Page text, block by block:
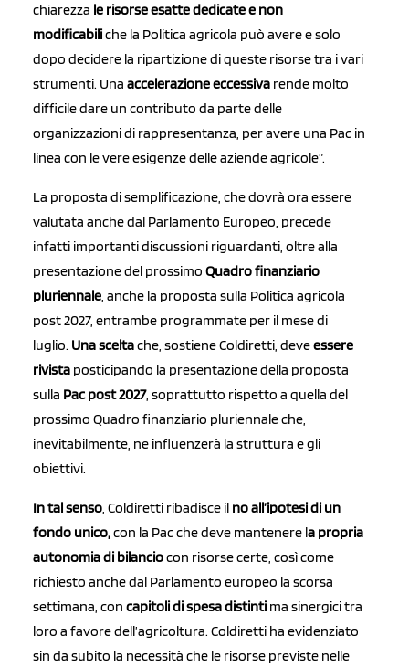
chiarezza le risorse esatte dedicate e non
modificabiliche la Politica agricola può avere e solo
dopo decidere la ripartizione di queste risorse tra i vari
strumenti. Una accelerazione eccessiva rende molto
difficile dare un contributo da parte delle
organizzazioni di rappresentanza, per avere una Pac in
linea con le vere esigenze delle aziende agricole”.
La proposta di semplificazione, che dovrà ora essere
valutata anche dal Parlamento Europeo, precede
infatti importanti discussioni riguardanti, oltre alla
presentazione del prossimo Quadro finanziario
pluriennale, anche la proposta sulla Politica agricola
post 2027, entrambe programmate per il mese di
luglio. Una sceltache, sostiene Coldiretti, deveessere
rivista posticipando la presentazione della proposta
sulla Pac post 2027, soprattutto rispetto a quella del
prossimo Quadro finanziario pluriennale che,
inevitabilmente, ne influenzerà la struttura e gli
obiettivi.
In tal senso, Coldiretti ribadisce il no all’ipotesi di un
fondo unico,con la Pac che deve mantenere la propria
autonomia di bilanciocon risorse certe, così come
richiesto anche dal Parlamento europeo la scorsa
settimana, con capitoli di spesa distinti ma sinergici tra
loro a favore dell’agricoltura. Coldiretti ha evidenziato
sin da subito la necessità che le risorse previste nelle